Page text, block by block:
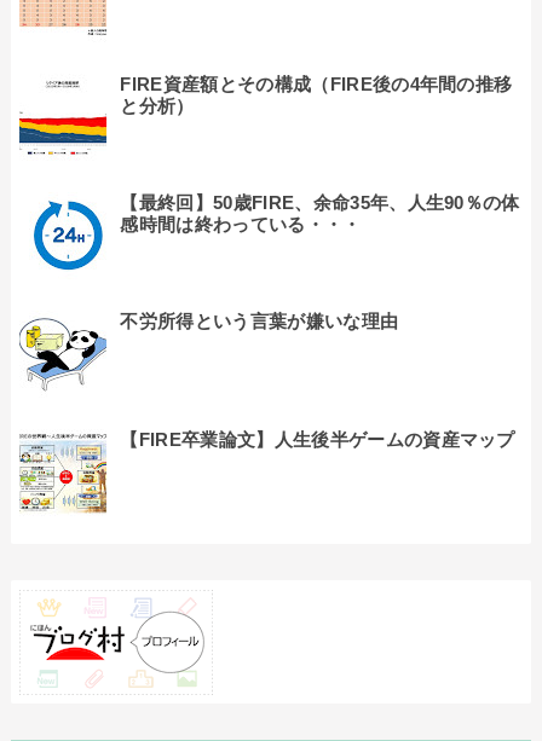
FIRE資産額とその構成（FIRE後の4年間の推移
と分析）
【最終回】50歳FIRE、余命35年、人生90％の体
感時間は終わっている・・・
不労所得という言葉が嫌いな理由
【FIRE卒業論文】人生後半ゲームの資産マップ